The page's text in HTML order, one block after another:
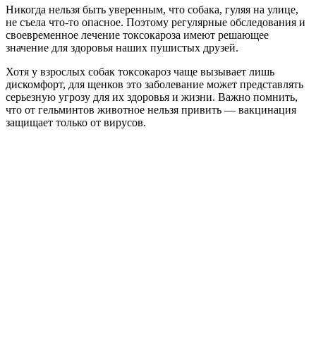
Никогда нельзя быть уверенным, что собака, гуляя на улице,
не съела что-то опасное. Поэтому регулярные обследования и
своевременное лечение токсокароза имеют решающее
значение для здоровья наших пушистых друзей.
Хотя у взрослых собак токсокароз чаще вызывает лишь
дискомфорт, для щенков это заболевание может представлять
серьезную угрозу для их здоровья и жизни. Важно помнить,
что от гельминтов животное нельзя привить — вакцинация
защищает только от вирусов.